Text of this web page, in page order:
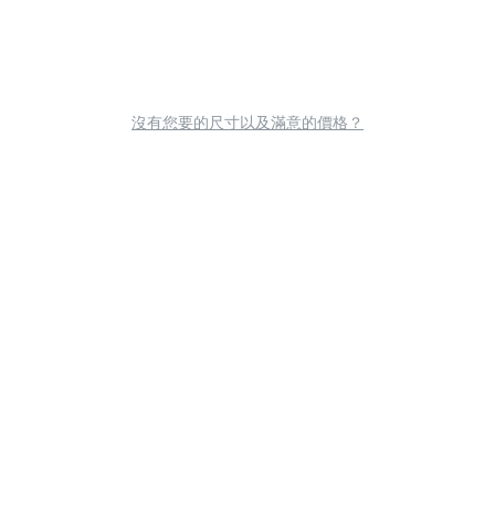
沒有您要的尺寸以及滿意的價格？